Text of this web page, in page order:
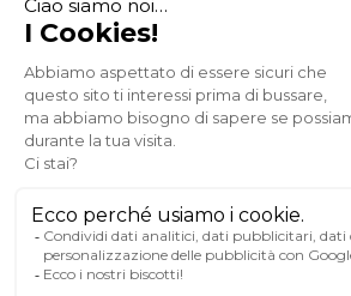
Pagamento sicuro
A PROPOSITO DI MILIBOO